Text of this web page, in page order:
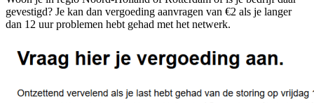
gevestigd? Je kan dan vergoeding aanvragen van €2 als je langer
dan 12 uur problemen hebt gehad met het netwerk.